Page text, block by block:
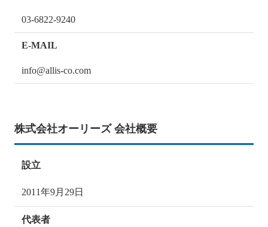
03-6822-9240
E-MAIL
info@allis-co.com
株式会社オーリーズ 会社概要
設立
2011年9月29日
代表者